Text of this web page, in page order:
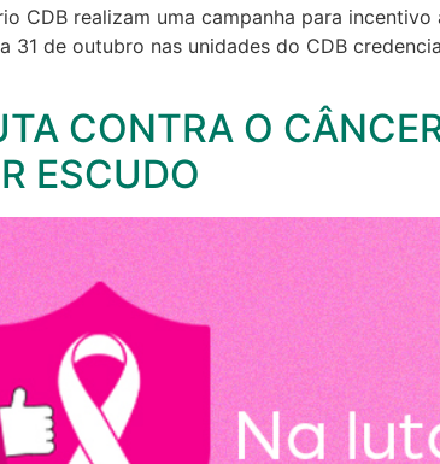
CDB realizam uma campanha para
31 de outubro nas unidades do CDB
CONTRA O
ESCUDO